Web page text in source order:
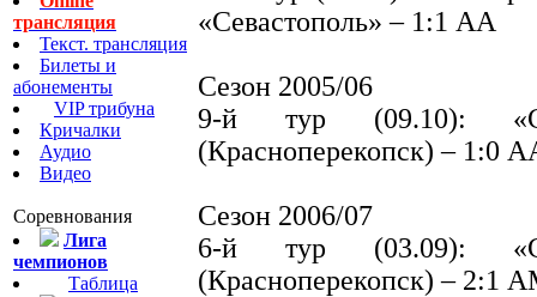
трансляция
Текст. трансляция
Билеты и
абонементы
VIP трибуна
Кричалки
Аудио
Видео
Соревнования
Лига
чемпионов
Таблица
«Севастополь» – 1:1 АА
Сезон 2005/06
9-й тур (09.10):
(Красноперекопск) – 1:0
Сезон 2006/07
6-й тур (03.09):
(Красноперекопск) – 2:1